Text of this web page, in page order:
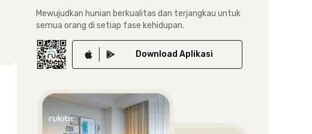
Mewujudkan hunian berkualitas dan terjangkau untuk
semua orang di setiap fase kehidupan.
Download Aplikasi